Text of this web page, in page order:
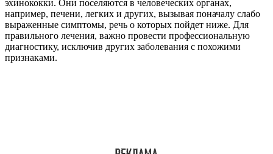
эхинококки. Они поселяются в человеческих органах,
например, печени, легких и других, вызывая поначалу слабо
выраженные симптомы, речь о которых пойдет ниже. Для
правильного лечения, важно провести профессиональную
диагностику, исключив других заболевания с похожими
признаками.